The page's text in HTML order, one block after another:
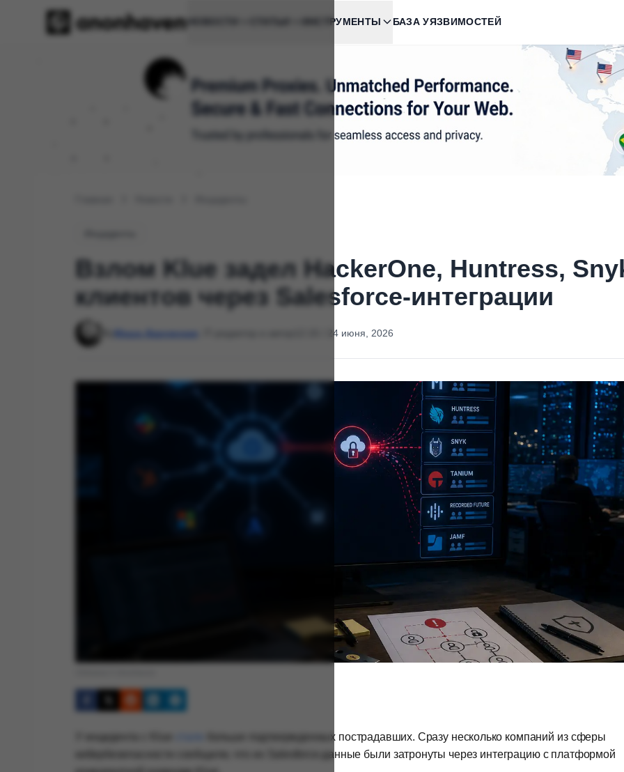
ИНСТРУМЕНТЫ БАЗА УЯЗВИМОСТЕЙ
Взлом Klue задел HackerOne, Huntress,
клиентов через Salesforce-интеграции
Маша Даровская 12:15 / 24 июня, 2026
больше подтвержденных пострадавших. Сразу несколько компаний из сферы
кибербезопасности сообщили, что их Salesforce-данные были затронуты через интеграцию с платформой